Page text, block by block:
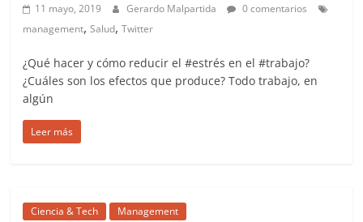
11 mayo, 2019 Gerardo Malpartida
0 comentarios
management,Salud,Twitter
¿Qué hacer y cómo reducir el #estrés en el #trabajo?
¿Cuáles son los efectos que produce? Todo trabajo, en
algún
Leer más
Ciencia & Tech Management